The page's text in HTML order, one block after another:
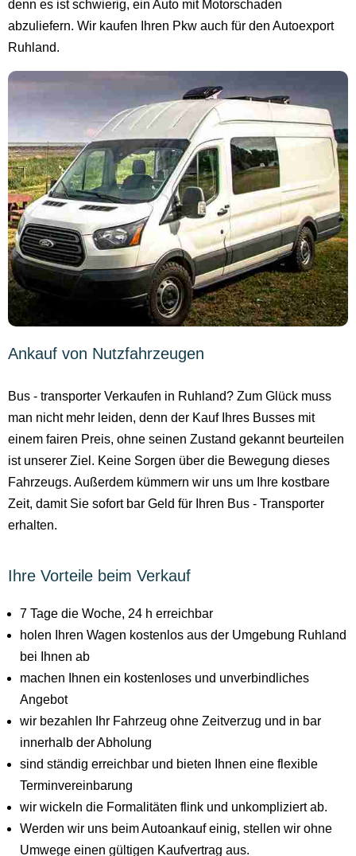
denn es ist schwierig, ein Auto mit Motorschaden
abzuliefern. Wir kaufen Ihren Pkw auch für den Autoexport
Ruhland.
Ankauf von Nutzfahrzeugen
Bus - transporter Verkaufen in Ruhland? Zum Glück muss
man nicht mehr leiden, denn der Kauf Ihres Busses mit
einem fairen Preis, ohne seinen Zustand gekannt beurteilen
ist unserer Ziel. Keine Sorgen über die Bewegung dieses
Fahrzeugs. Außerdem kümmern wir uns um Ihre kostbare
Zeit, damit Sie sofort bar Geld für Ihren Bus - Transporter
erhalten.
Ihre Vorteile beim Verkauf
7 Tage die Woche, 24 h erreichbar
holen Ihren Wagen kostenlos aus der Umgebung Ruhland
bei Ihnen ab
machen Ihnen ein kostenloses und unverbindliches
Angebot
wir bezahlen Ihr Fahrzeug ohne Zeitverzug und in bar
innerhalb der Abholung
sind ständig erreichbar und bieten Ihnen eine flexible
Terminvereinbarung
wir wickeln die Formalitäten flink und unkompliziert ab.
Werden wir uns beim Autoankauf einig, stellen wir ohne
Umwege einen gültigen Kaufvertrag aus.